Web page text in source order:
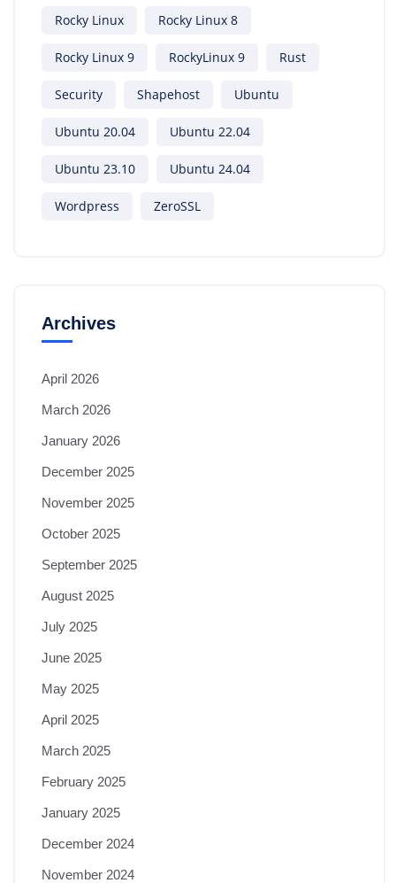
Rocky Linux Rocky Linux 8
Rocky Linux 9 RockyLinux 9 Rust
Security Shapehost Ubuntu
Ubuntu 20.04 Ubuntu 22.04
Ubuntu 23.10 Ubuntu 24.04
Wordpress ZeroSSL
Archives
April 2026
March 2026
January 2026
December 2025
November 2025
October 2025
September 2025
August 2025
July 2025
June 2025
May 2025
April 2025
March 2025
February 2025
January 2025
December 2024
November 2024